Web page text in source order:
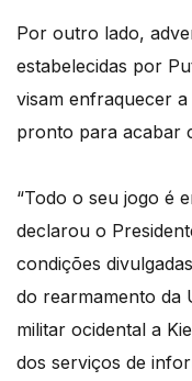
Por outro lado,
estabelecidas por
visam enfraquecer
pronto para acabar
“Todo o seu jogo é
declarou o
condições
do rearmamento da
militar ocidental a
dos serviços de